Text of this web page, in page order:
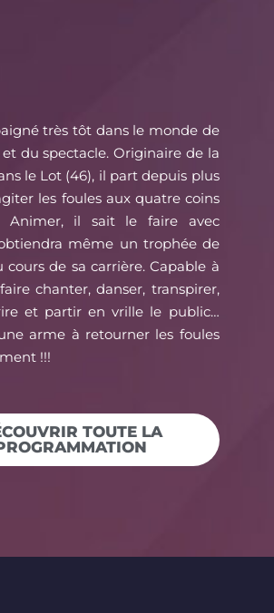
très tôt dans le monde de
du spectacle. Originaire de la
le Lot (46), il part depuis plus
les foules aux quatre coins
Animer, il sait le faire avec
même un trophée de
cours de sa carrière. Capable à
chanter, danser, transpirer,
et partir en vrille le public…
arme à retourner les foules
!!!
TOUTE LA